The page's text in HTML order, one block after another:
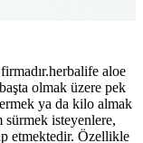
aloe
olmak üzere pek
ya da kilo almak
sürmek isteyenlere,
etmektedir. Özellikle